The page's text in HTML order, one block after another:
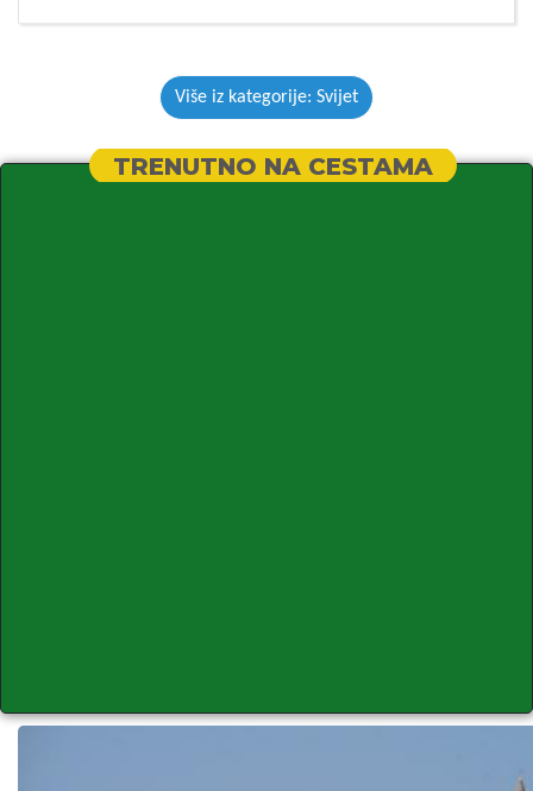
Više iz kategorije: Svijet
TRENUTNO NA CESTAMA